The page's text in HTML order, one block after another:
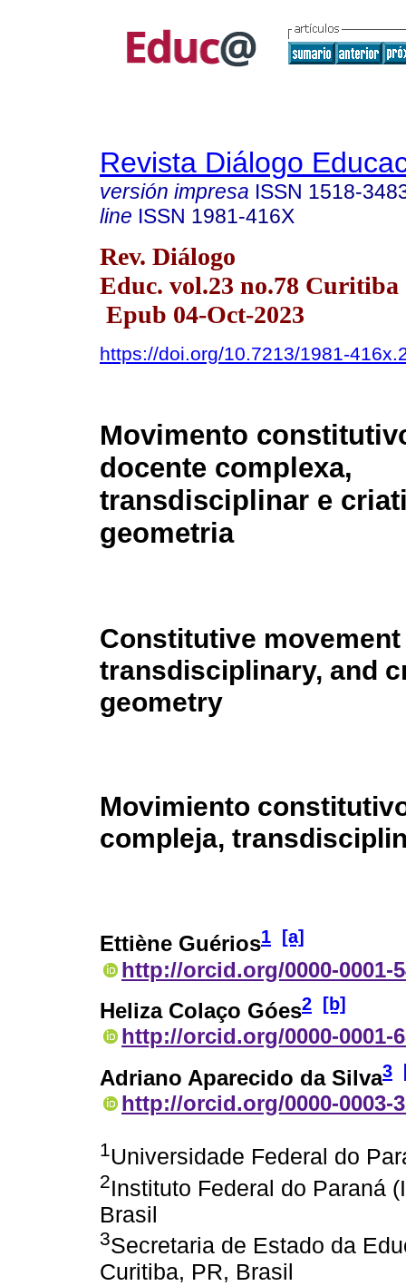
Revista Diálogo
versión impresa ISSN 1518-
line ISSN 1981-416X
Rev. Diálogo
Educ. vol.23 no.78 Curitiba
Epub 04-Oct-2023
https://doi.org/10.7213/1981-
Movimento
docente complexa,
transdisciplinar e
geometria
Constitutive
transdisciplinary, and
geometry
Movimiento
compleja,
Ettiène Guérios1 [a]
http://orcid.org/0000-0001-
Heliza Colaço Góes2 [b]
http://orcid.org/0000-0001-
Adriano Aparecido da Silva3
http://orcid.org/0000-0003-
1Universidade Federal do
2Instituto Federal do Paraná
Brasil
3Secretaria de Estado da
Curitiba, PR, Brasil